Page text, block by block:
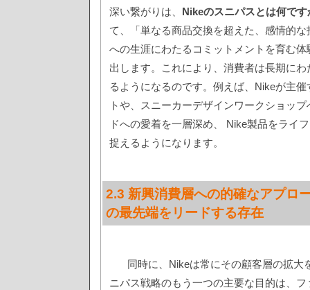
深い繋がりは、 Nikeのスニパスとは何です
て、「単なる商品交換を超えた、感情的
への生涯にわたるコミットメントを育む
出します。これにより、消費者は長期に
るようになるのです。例えば、Nikeが主
トや、スニーカーデザインワークショッ
ドへの愛着を一層深め、 Nike製品をライ
捉えるようになります。
2.3 新興消費層への的確なアプロ
の最先端をリードする存在
同時に、Nikeは常にその顧客層の拡大
ニパス戦略のもう一つの主要な目的は、